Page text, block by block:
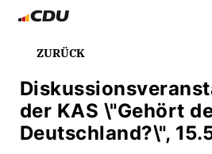
ZURÜCK
der KAS \"Gehört
Deutschland?\",